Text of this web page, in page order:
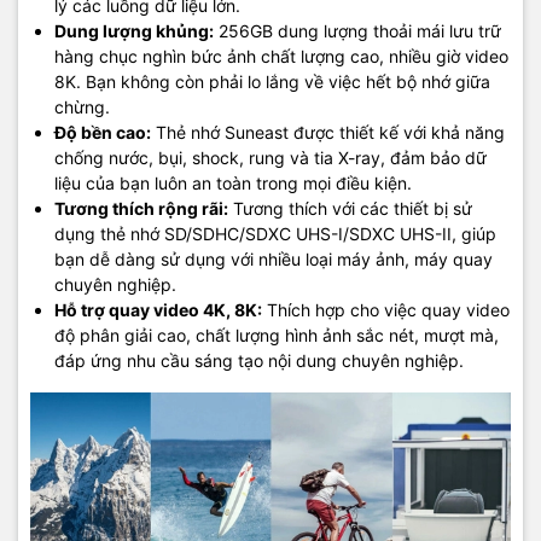
lý các luồng dữ liệu lớn.
Dung lượng khủng: 256GB dung lượng thoải mái lưu trữ
hàng chục nghìn bức ảnh chất lượng cao, nhiều giờ video
8K. Bạn không còn phải lo lắng về việc hết bộ nhớ giữa
chừng.
Độ bền cao: Thẻ nhớ Suneast được thiết kế với khả năng
chống nước, bụi, shock, rung và tia X-ray, đảm bảo dữ
liệu của bạn luôn an toàn trong mọi điều kiện.
Tương thích rộng rãi: Tương thích với các thiết bị sử
dụng thẻ nhớ SD/SDHC/SDXC UHS-I/SDXC UHS-II, giúp
bạn dễ dàng sử dụng với nhiều loại máy ảnh, máy quay
chuyên nghiệp.
Hỗ trợ quay video 4K, 8K: Thích hợp cho việc quay video
độ phân giải cao, chất lượng hình ảnh sắc nét, mượt mà,
đáp ứng nhu cầu sáng tạo nội dung chuyên nghiệp.